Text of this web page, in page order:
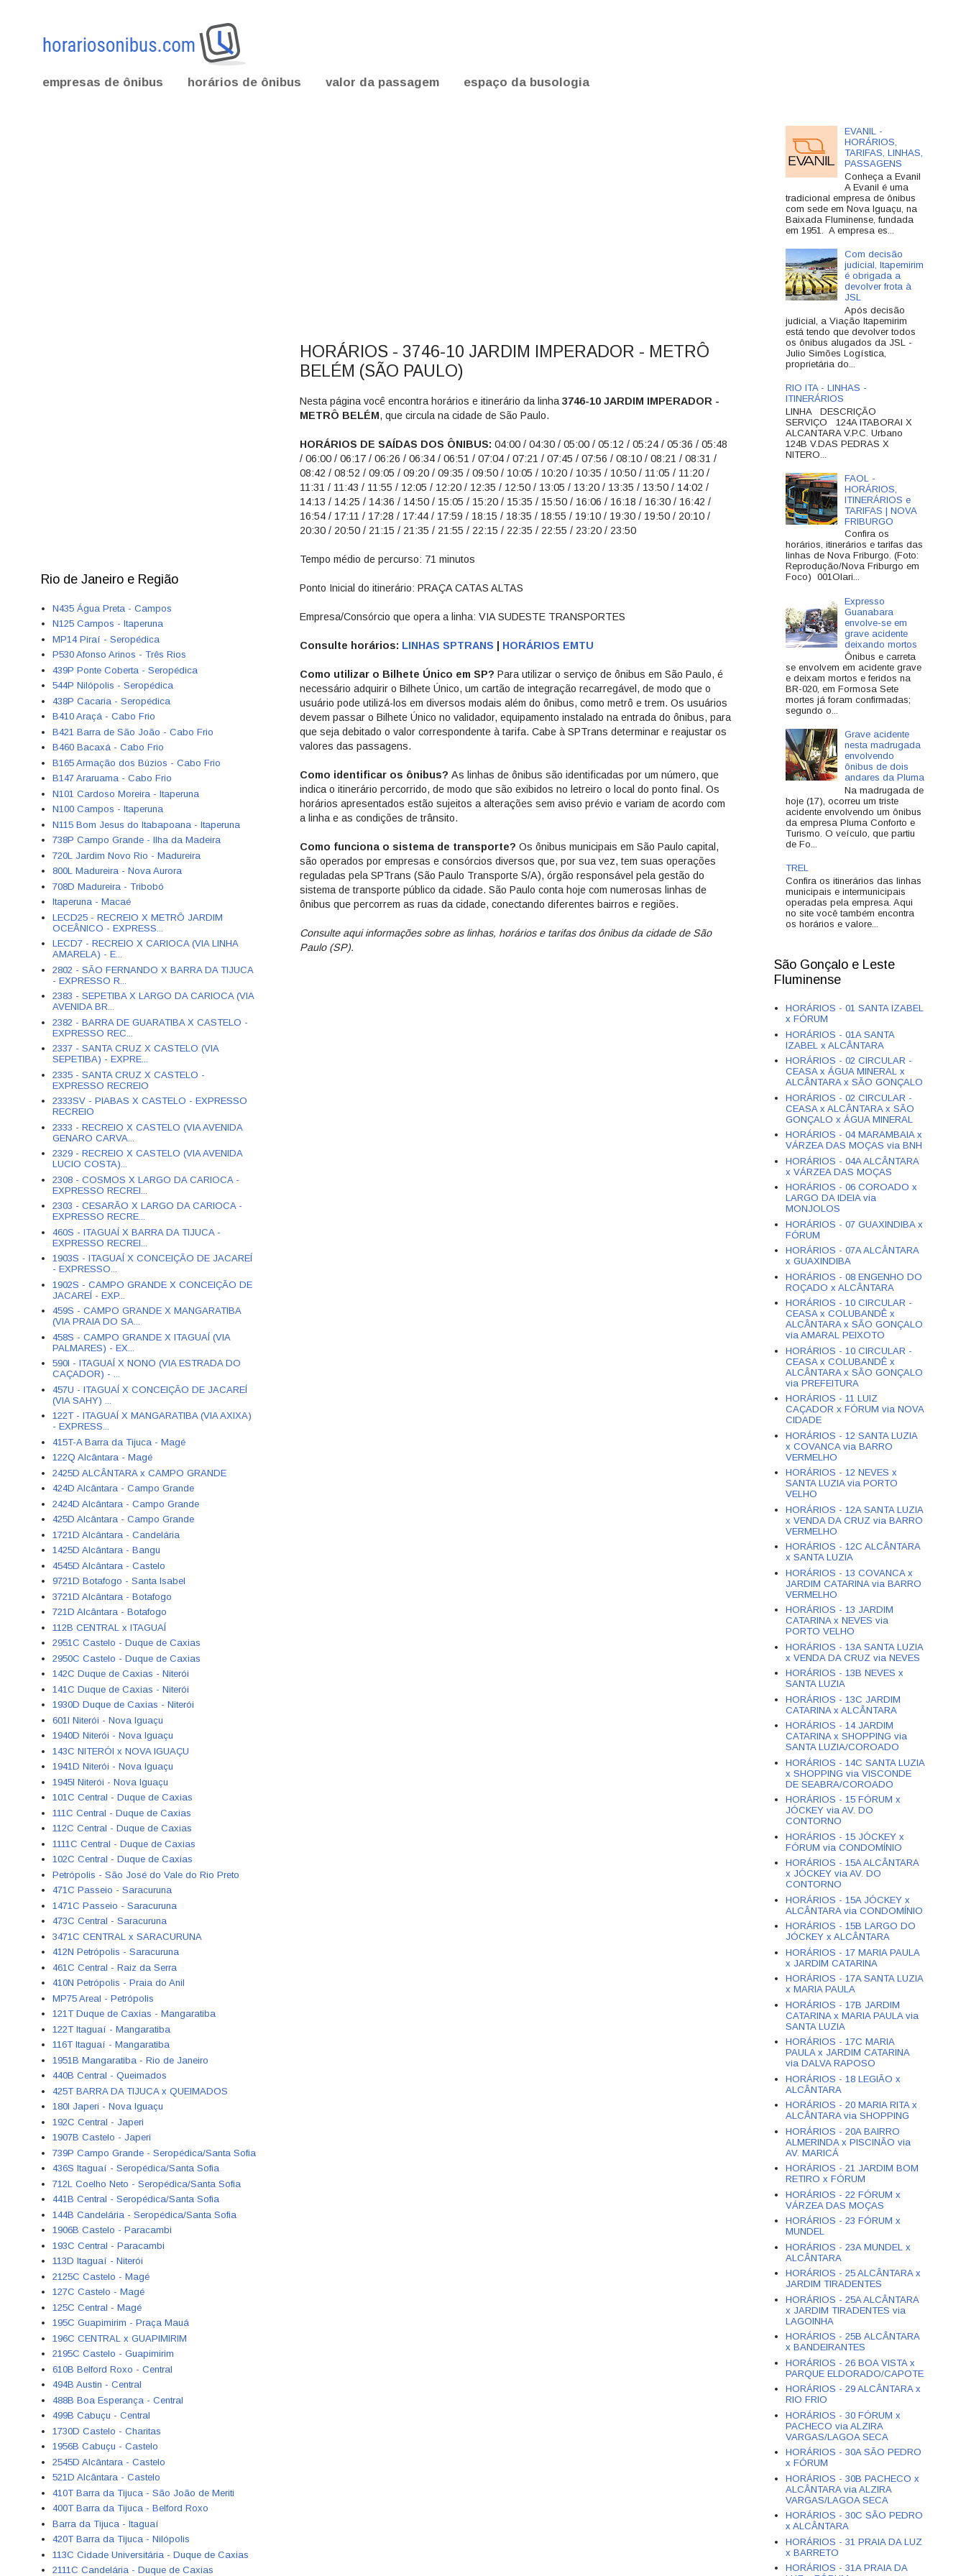
empresas de ônibus horários de ônibus valor da passagem espaço da busologia
HORÁRIOS - 3746-10 JARDIM IMPERADOR - METRÔ
BELÉM (SÃO PAULO)
Nesta página você encontra horários e itinerário da linha 3746-10 JARDIM IMPERADOR -
METRÔ BELÉM, que circula na cidade de São Paulo.
HORÁRIOS DE SAÍDAS DOS ÔNIBUS: 04:00 / 04:30 / 05:00 / 05:12 / 05:24 / 05:36 / 05:48
/ 06:00 / 06:17 / 06:26 / 06:34 / 06:51 / 07:04 / 07:21 / 07:45 / 07:56 / 08:10 / 08:21 / 08:31 /
08:42 / 08:52 / 09:05 / 09:20 / 09:35 / 09:50 / 10:05 / 10:20 / 10:35 / 10:50 / 11:05 / 11:20 /
11:31 / 11:43 / 11:55 / 12:05 / 12:20 / 12:35 / 12:50 / 13:05 / 13:20 / 13:35 / 13:50 / 14:02 /
14:13 / 14:25 / 14:36 / 14:50 / 15:05 / 15:20 / 15:35 / 15:50 / 16:06 / 16:18 / 16:30 / 16:42 /
16:54 / 17:11 / 17:28 / 17:44 / 17:59 / 18:15 / 18:35 / 18:55 / 19:10 / 19:30 / 19:50 / 20:10 /
20:30 / 20:50 / 21:15 / 21:35 / 21:55 / 22:15 / 22:35 / 22:55 / 23:20 / 23:50
Tempo médio de percurso: 71 minutos
Ponto Inicial do itinerário: PRAÇA CATAS ALTAS
Empresa/Consórcio que opera a linha: VIA SUDESTE TRANSPORTES
Consulte horários: LINHAS SPTRANS HORÁRIOS EMTU
Como utilizar o Bilhete Único em SP? Para utilizar o serviço de ônibus em São Paulo, é
necessário adquirir o Bilhete Único, um cartão de integração recarregável, de modo que o
usuário pode utilizá-los em diversos modais além do ônibus, como metrô e trem. Os usuários
devem passar o Bilhete Único no validador, equipamento instalado na entrada do ônibus, para
que seja debitado o valor correspondente à tarifa. Cabe à SPTrans determinar e reajustar os
valores das passagens.
Como identificar os ônibus? As linhas de ônibus são identificadas por um número, que
indica o itinerário percorrido, de modo que são exibidos no letreiro o local do ponto final. Os
horários apresentados estão sujeitos a alterações sem aviso prévio e variam de acordo com
a linha e as condições de trânsito.
Como funciona o sistema de transporte? Os ônibus municipais em São Paulo capital,
são operados por empresas e consórcios diversos que, por sua vez, tem suas operações
reguladas pela SPTrans (São Paulo Transporte S/A), órgão responsável pela gestão do
sistema de transporte público da cidade. São Paulo conta hoje com numerosas linhas de
ônibus que percorrem as ruas da cidade, conectando diferentes bairros e regiões.
Consulte aqui informações sobre as linhas, horários e tarifas dos ônibus da cidade de São
Paulo (SP).
Rio de Janeiro e Região
N435 Água Preta - Campos
N125 Campos - Itaperuna
MP14 Piraí - Seropédica
P530 Afonso Arinos - Três Rios
439P Ponte Coberta - Seropédica
544P Nilópolis - Seropédica
438P Cacaria - Seropédica
B410 Araçá - Cabo Frio
B421 Barra de São João - Cabo Frio
B460 Bacaxá - Cabo Frio
B165 Armação dos Búzios - Cabo Frio
B147 Araruama - Cabo Frio
N101 Cardoso Moreira - Itaperuna
N100 Campos - Itaperuna
N115 Bom Jesus do Itabapoana - Itaperuna
738P Campo Grande - Ilha da Madeira
720L Jardim Novo Rio - Madureira
800L Madureira - Nova Aurora
708D Madureira - Tribobó
Itaperuna - Macaé
LECD25 - RECREIO X METRÔ JARDIM
OCEÂNICO - EXPRESS...
LECD7 - RECREIO X CARIOCA (VIA LINHA
AMARELA) - E...
2802 - SÃO FERNANDO X BARRA DA TIJUCA
- EXPRESSO R...
2383 - SEPETIBA X LARGO DA CARIOCA (VIA
AVENIDA BR...
2382 - BARRA DE GUARATIBA X CASTELO -
EXPRESSO REC...
2337 - SANTA CRUZ X CASTELO (VIA
SEPETIBA) - EXPRE...
2335 - SANTA CRUZ X CASTELO -
EXPRESSO RECREIO
2333SV - PIABAS X CASTELO - EXPRESSO
RECREIO
2333 - RECREIO X CASTELO (VIA AVENIDA
GENARO CARVA...
2329 - RECREIO X CASTELO (VIA AVENIDA
LUCIO COSTA)...
2308 - COSMOS X LARGO DA CARIOCA -
EXPRESSO RECREI...
2303 - CESARÃO X LARGO DA CARIOCA -
EXPRESSO RECRE...
460S - ITAGUAÍ X BARRA DA TIJUCA -
EXPRESSO RECREI...
1903S - ITAGUAÍ X CONCEIÇÃO DE JACAREÍ
- EXPRESSO...
1902S - CAMPO GRANDE X CONCEIÇÃO DE
JACAREÍ - EXP...
459S - CAMPO GRANDE X MANGARATIBA
(VIA PRAIA DO SA...
458S - CAMPO GRANDE X ITAGUAÍ (VIA
PALMARES) - EX...
590I - ITAGUAÍ X NONO (VIA ESTRADA DO
CAÇADOR) - ...
457U - ITAGUAÍ X CONCEIÇÃO DE JACAREÍ
(VIA SAHY) ...
122T - ITAGUAÍ X MANGARATIBA (VIA AXIXA)
- EXPRESS...
415T-A Barra da Tijuca - Magé
122Q Alcântara - Magé
2425D ALCÂNTARA x CAMPO GRANDE
424D Alcântara - Campo Grande
2424D Alcântara - Campo Grande
425D Alcântara - Campo Grande
1721D Alcântara - Candelária
1425D Alcântara - Bangu
4545D Alcântara - Castelo
9721D Botafogo - Santa Isabel
3721D Alcântara - Botafogo
721D Alcântara - Botafogo
112B CENTRAL x ITAGUAÍ
2951C Castelo - Duque de Caxias
2950C Castelo - Duque de Caxias
142C Duque de Caxias - Niterói
141C Duque de Caxias - Niterói
1930D Duque de Caxias - Niterói
601I Niterói - Nova Iguaçu
1940D Niterói - Nova Iguaçu
143C NITERÓI x NOVA IGUAÇU
1941D Niterói - Nova Iguaçu
1945I Niterói - Nova Iguaçu
101C Central - Duque de Caxias
111C Central - Duque de Caxias
112C Central - Duque de Caxias
1111C Central - Duque de Caxias
102C Central - Duque de Caxias
Petrópolis - São José do Vale do Rio Preto
471C Passeio - Saracuruna
1471C Passeio - Saracuruna
473C Central - Saracuruna
3471C CENTRAL x SARACURUNA
412N Petrópolis - Saracuruna
461C Central - Raiz da Serra
410N Petrópolis - Praia do Anil
MP75 Areal - Petrópolis
121T Duque de Caxias - Mangaratiba
122T Itaguaí - Mangaratiba
116T Itaguaí - Mangaratiba
1951B Mangaratiba - Rio de Janeiro
440B Central - Queimados
425T BARRA DA TIJUCA x QUEIMADOS
180I Japeri - Nova Iguaçu
192C Central - Japeri
1907B Castelo - Japeri
739P Campo Grande - Seropédica/Santa Sofia
436S Itaguaí - Seropédica/Santa Sofia
712L Coelho Neto - Seropédica/Santa Sofia
441B Central - Seropédica/Santa Sofia
144B Candelária - Seropédica/Santa Sofia
1906B Castelo - Paracambi
193C Central - Paracambi
113D Itaguaí - Niterói
2125C Castelo - Magé
127C Castelo - Magé
125C Central - Magé
195C Guapimirim - Praça Mauá
196C CENTRAL x GUAPIMIRIM
2195C Castelo - Guapimirim
610B Belford Roxo - Central
494B Austin - Central
488B Boa Esperança - Central
499B Cabuçu - Central
1730D Castelo - Charitas
1956B Cabuçu - Castelo
2545D Alcântara - Castelo
521D Alcântara - Castelo
410T Barra da Tijuca - São João de Meriti
400T Barra da Tijuca - Belford Roxo
Barra da Tijuca - Itaguaí
420T Barra da Tijuca - Nilópolis
113C Cidade Universitária - Duque de Caxias
2111C Candelária - Duque de Caxias
EVANIL -
HORÁRIOS,
TARIFAS, LINHAS,
PASSAGENS
Conheça a Evanil
A Evanil é uma
tradicional empresa de ônibus
com sede em Nova Iguaçu, na
Baixada Fluminense, fundada
em 1951. A empresa es...
Com decisão
judicial, Itapemirim
é obrigada a
devolver frota à
JSL
Após decisão
judicial, a Viação Itapemirim
está tendo que devolver todos
os ônibus alugados da JSL -
Julio Simões Logística,
proprietária do...
RIO ITA - LINHAS -
ITINERÁRIOS
LINHA DESCRIÇÃO
SERVIÇO 124A ITABORAI X
ALCANTARA V.P.C. Urbano
124B V.DAS PEDRAS X
NITERO...
FAOL -
HORÁRIOS,
ITINERÁRIOS e
TARIFAS | NOVA
FRIBURGO
Confira os
horários, itinerários e tarifas das
linhas de Nova Friburgo. (Foto:
Reprodução/Nova Friburgo em
Foco) 001Olari...
Expresso
Guanabara
envolve-se em
grave acidente
deixando mortos
Ônibus e carreta
se envolvem em acidente grave
e deixam mortos e feridos na
BR-020, em Formosa Sete
mortes já foram confirmadas;
segundo o...
Grave acidente
nesta madrugada
envolvendo
ônibus de dois
andares da Pluma
Na madrugada de
hoje (17), ocorreu um triste
acidente envolvendo um ônibus
da empresa Pluma Conforto e
Turismo. O veículo, que partiu
de Fo...
TREL
Confira os itinerários das linhas
municipais e intermunicipais
operadas pela empresa. Aqui
no site você também encontra
os horários e valore...
São Gonçalo e Leste
Fluminense
HORÁRIOS - 01 SANTA IZABEL
x FÓRUM
HORÁRIOS - 01A SANTA
IZABEL x ALCÂNTARA
HORÁRIOS - 02 CIRCULAR -
CEASA x ÁGUA MINERAL x
ALCÂNTARA x SÃO GONÇALO
HORÁRIOS - 02 CIRCULAR -
CEASA x ALCÂNTARA x SÃO
GONÇALO x ÁGUA MINERAL
HORÁRIOS - 04 MARAMBAIA x
VÁRZEA DAS MOÇAS via BNH
HORÁRIOS - 04A ALCÂNTARA
x VÁRZEA DAS MOÇAS
HORÁRIOS - 06 COROADO x
LARGO DA IDEIA via
MONJOLOS
HORÁRIOS - 07 GUAXINDIBA x
FÓRUM
HORÁRIOS - 07A ALCÂNTARA
x GUAXINDIBA
HORÁRIOS - 08 ENGENHO DO
ROÇADO x ALCÂNTARA
HORÁRIOS - 10 CIRCULAR -
CEASA x COLUBANDÊ x
ALCÂNTARA x SÃO GONÇALO
via AMARAL PEIXOTO
HORÁRIOS - 10 CIRCULAR -
CEASA x COLUBANDÊ x
ALCÂNTARA x SÃO GONÇALO
via PREFEITURA
HORÁRIOS - 11 LUIZ
CAÇADOR x FÓRUM via NOVA
CIDADE
HORÁRIOS - 12 SANTA LUZIA
x COVANCA via BARRO
VERMELHO
HORÁRIOS - 12 NEVES x
SANTA LUZIA via PORTO
VELHO
HORÁRIOS - 12A SANTA LUZIA
x VENDA DA CRUZ via BARRO
VERMELHO
HORÁRIOS - 12C ALCÂNTARA
x SANTA LUZIA
HORÁRIOS - 13 COVANCA x
JARDIM CATARINA via BARRO
VERMELHO
HORÁRIOS - 13 JARDIM
CATARINA x NEVES via
PORTO VELHO
HORÁRIOS - 13A SANTA LUZIA
x VENDA DA CRUZ via NEVES
HORÁRIOS - 13B NEVES x
SANTA LUZIA
HORÁRIOS - 13C JARDIM
CATARINA x ALCÂNTARA
HORÁRIOS - 14 JARDIM
CATARINA x SHOPPING via
SANTA LUZIA/COROADO
HORÁRIOS - 14C SANTA LUZIA
x SHOPPING via VISCONDE
DE SEABRA/COROADO
HORÁRIOS - 15 FÓRUM x
JÓCKEY via AV. DO
CONTORNO
HORÁRIOS - 15 JÓCKEY x
FÓRUM via CONDOMÍNIO
HORÁRIOS - 15A ALCÂNTARA
x JÓCKEY via AV. DO
CONTORNO
HORÁRIOS - 15A JÓCKEY x
ALCÂNTARA via CONDOMÍNIO
HORÁRIOS - 15B LARGO DO
JÓCKEY x ALCÂNTARA
HORÁRIOS - 17 MARIA PAULA
x JARDIM CATARINA
HORÁRIOS - 17A SANTA LUZIA
x MARIA PAULA
HORÁRIOS - 17B JARDIM
CATARINA x MARIA PAULA via
SANTA LUZIA
HORÁRIOS - 17C MARIA
PAULA x JARDIM CATARINA
via DALVA RAPOSO
HORÁRIOS - 18 LEGIÃO x
ALCÂNTARA
HORÁRIOS - 20 MARIA RITA x
ALCÂNTARA via SHOPPING
HORÁRIOS - 20A BAIRRO
ALMERINDA x PISCINÃO via
AV. MARICÁ
HORÁRIOS - 21 JARDIM BOM
RETIRO x FÓRUM
HORÁRIOS - 22 FÓRUM x
VÁRZEA DAS MOÇAS
HORÁRIOS - 23 FÓRUM x
MUNDEL
HORÁRIOS - 23A MUNDEL x
ALCÂNTARA
HORÁRIOS - 25 ALCÂNTARA x
JARDIM TIRADENTES
HORÁRIOS - 25A ALCÂNTARA
x JARDIM TIRADENTES via
LAGOINHA
HORÁRIOS - 25B ALCÂNTARA
x BANDEIRANTES
HORÁRIOS - 26 BOA VISTA x
PARQUE ELDORADO/CAPOTE
HORÁRIOS - 29 ALCÂNTARA x
RIO FRIO
HORÁRIOS - 30 FÓRUM x
PACHECO via ALZIRA
VARGAS/LAGOA SECA
HORÁRIOS - 30A SÃO PEDRO
x FÓRUM
HORÁRIOS - 30B PACHECO x
ALCÂNTARA via ALZIRA
VARGAS/LAGOA SECA
HORÁRIOS - 30C SÃO PEDRO
x ALCÂNTARA
HORÁRIOS - 31 PRAIA DA LUZ
x BARRETO
HORÁRIOS - 31A PRAIA DA